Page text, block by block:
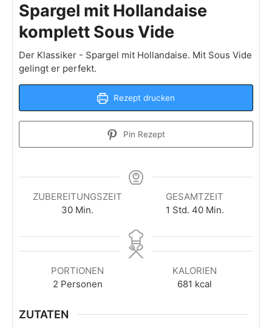
Spargel mit Hollandaise
komplett Sous Vide
Der Klassiker - Spargel mit Hollandaise. Mit Sous Vide
gelingt er perfekt.
Rezept drucken
Pin Rezept
ZUBEREITUNGSZEIT
30Minuten
Min.
GESAMTZEIT
1 Stunde
Std. 40Minuten
Min.
PORTIONEN
2 Personen
KALORIEN
681 kcal
ZUTATEN